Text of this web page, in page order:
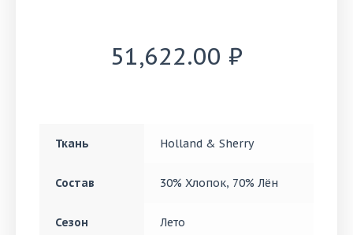
51,622.00 ₽
Ткань Holland & Sherry
Состав 30% Хлопок, 70% Лён
Сезон Лето